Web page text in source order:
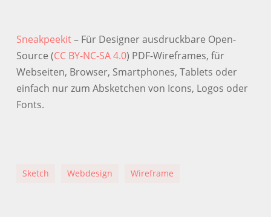
Sneakpeekit– Für Designer ausdruckbare Open-
Source (CC BY-NC-SA 4.0) PDF-Wireframes, für
Webseiten, Browser, Smartphones, Tablets oder
einfach nur zum Absketchen von Icons, Logos oder
Fonts.
Sketch Webdesign Wireframe